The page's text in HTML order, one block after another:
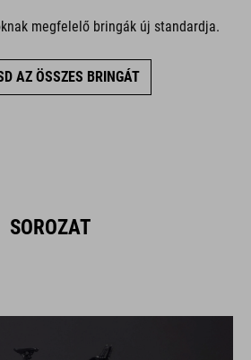
megfelelő bringák új standardja.
AZ ÖSSZES BRINGÁT
SOROZAT